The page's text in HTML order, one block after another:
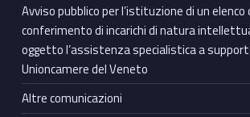
Avviso pubblico per l’istituzione di un elenco
conferimento di incarichi di natura
oggetto l’assistenza specialistica a
Unioncamere del Veneto
Altre comunicazioni